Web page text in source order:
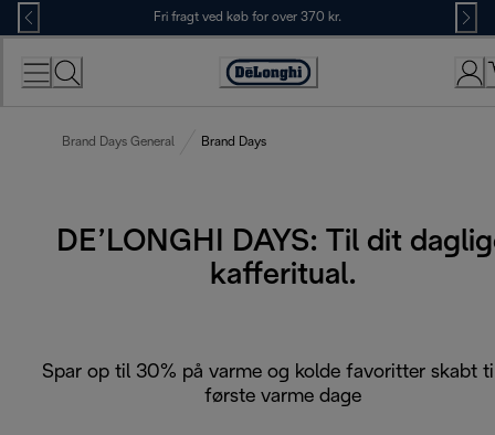
Skip
to
Content
Fri fragt ved køb for over 370 kr.
Accessibility
Brand Days General Brand Days
DE’LONGHI DAYS: Til dit
kafferitual.
Spar op til 30% på varme og kolde favoritter skabt
første varme dage